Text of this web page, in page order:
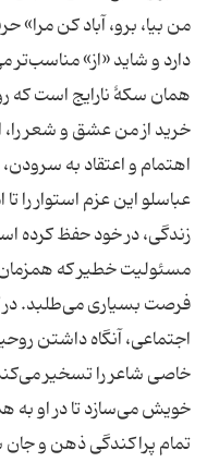
من بیا، برو، آباد کن
دارد و شاید «از»
همان سکۀ نارایج است که
خرید از من عشق و شعر را،
اهتمام و اعتقاد به
عباسلو این عزم استوار را
زندگی، در خود حفظ کرده
مسئولیت خطیر که
فرصت بسیاری می‌طلبد. در
اجتماعی، آنگاه داشتن
خاصی شاعر را تسخیر
خویش می‌سازد تا در او به
تمام پراکندگی ذهن و جان